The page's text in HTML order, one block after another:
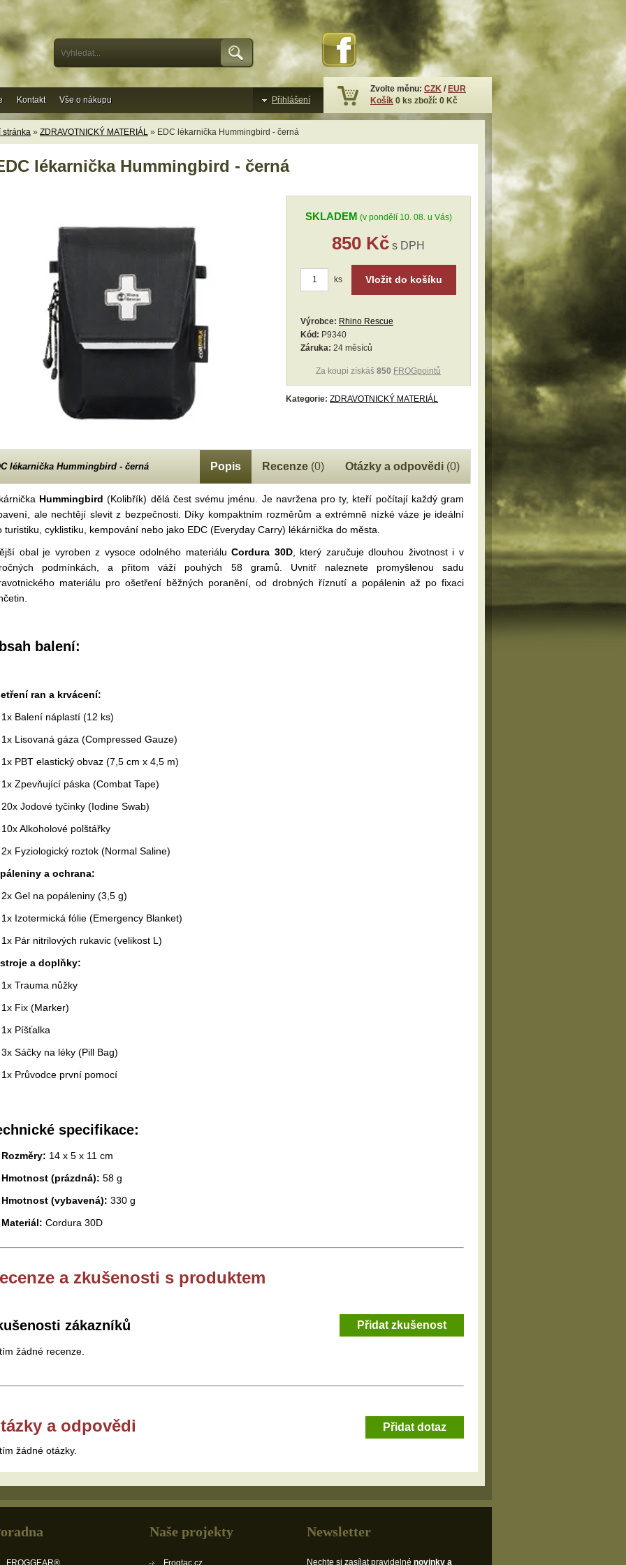
stránka » ZDRAVOTNICKÝ MATERIÁL » EDC lékarnička Hummingbird - černá
lékarnička Hummingbird - černá
SKLADEM (v pondělí 10. 08. u Vás)
850 Kč s DPH
ks Vložit do košíku
Výrobce: Rhino Rescue
Kód: P9340
Záruka: 24 měsíců
Za koupi získáš 850 FROGpointů
Kategorie: ZDRAVOTNICKÝ MATERIÁL
lékarnička Hummingbird - černá Popis Recenze(0) Otázky a odpovědi(0)
Hummingbird (Kolibřík) dělá čest svému jménu. Je navržena pro ty, kteří počítají každý gram
ale nechtějí slevit z bezpečnosti. Díky kompaktním rozměrům a extrémně nízké váze je ideální
turistiku, cyklistiku, kempování nebo jako EDC (Everyday Carry) lékárnička do města.
obal je vyroben z vysoce odolného materiáluCordura 30D, který zaručuje dlouhou životnost i v
podmínkách, a přitom váží pouhých 58 gramů. Uvnitř naleznete promyšlenou sadu
materiálu pro ošetření běžných poranění, od drobných říznutí a popálenin až po fixaci
balení:
ran a krvácení:
1x Balení náplastí (12 ks)
1x Lisovaná gáza (Compressed Gauze)
1x PBT elastický obvaz (7,5 cm x 4,5 m)
1x Zpevňující páska (Combat Tape)
20x Jodové tyčinky (Iodine Swab)
10x Alkoholové polštářky
2x Fyziologický roztok (Normal Saline)
a ochrana:
2x Gel na popáleniny (3,5 g)
1x Izotermická fólie (Emergency Blanket)
1x Pár nitrilových rukavic (velikost L)
a doplňky:
1x Trauma nůžky
1x Fix (Marker)
1x Píšťalka
3x Sáčky na léky (Pill Bag)
1x Průvodce první pomocí
specifikace:
Rozměry: 14 x 5 x 11 cm
Hmotnost (prázdná): 58 g
Hmotnost (vybavená): 330 g
Materiál: Cordura 30D
a zkušenosti s produktem
Přidat zkušenost
zákazníků
žádné recenze.
Přidat dotaz
a odpovědi
žádné otázky.
Kontakt Vše o nákupu Přihlášení
Zvolte měnu: CZK / EUR
Košík 0 ks zboží: 0 Kč
FROGGEAR®
Naše projekty
Frogtac.cz
Newsletter
Nechte si zasílat pravidelné novinky a